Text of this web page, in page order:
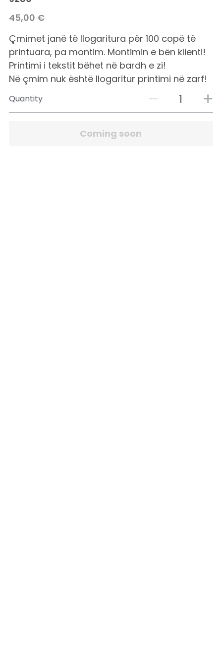
45,00 €
Çmimet janë të llogaritura për 100 copë të
printuara, pa montim. Montimin e bën klienti!
Printimi i tekstit bëhet në bardh e zi!
Në çmim nuk është llogaritur printimi në zarf!
Quantity
Coming soon